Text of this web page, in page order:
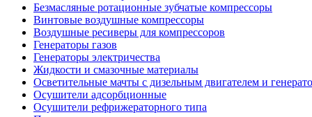
Безмасляные ротационные зубчатые компрессоры
Винтовые воздушные компрессоры
Воздушные ресиверы для компрессоров
Генераторы газов
Генераторы электричества
Жидкости и смазочные материалы
Осветительные мачты с дизельным двигателем и
Осушители адсорбционные
Осушители рефрижераторного типа